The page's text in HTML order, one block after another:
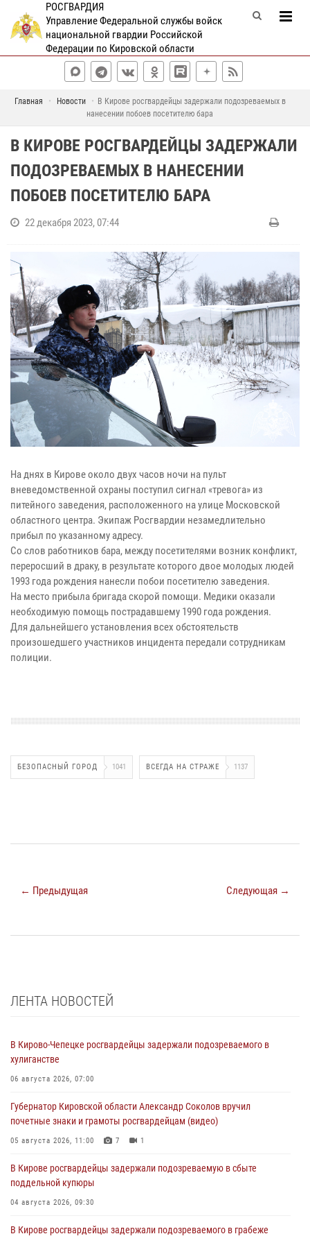
РОСГВАРДИЯ
Управление Федеральной службы войск
национальной гвардии Российской
Федерации по Кировской области
Главная Новости
В Кирове росгвардейцы задержали подозреваемых в
нанесении побоев посетителю бара
В КИРОВЕ РОСГВАРДЕЙЦЫ ЗАДЕРЖАЛИ
ПОДОЗРЕВАЕМЫХ В НАНЕСЕНИИ
ПОБОЕВ ПОСЕТИТЕЛЮ БАРА
22 декабря 2023, 07:44
На днях в Кирове около двух часов ночи на пульт
вневедомственной охраны поступил сигнал «тревога» из
питейного заведения, расположенного на улице Московской
областного центра. Экипаж Росгвардии незамедлительно
прибыл по указанному адресу.
Со слов работников бара, между посетителями возник конфликт,
переросший в драку, в результате которого двое молодых людей
1993 года рождения нанесли побои посетителю заведения.
На место прибыла бригада скорой помощи. Медики оказали
необходимую помощь пострадавшему 1990 года рождения.
Для дальнейшего установления всех обстоятельств
произошедшего участников инцидента передали сотрудникам
полиции.
БЕЗОПАСНЫЙ ГОРОД 1041 ВСЕГДА НА СТРАЖЕ 1137
← Предыдущая Следующая →
ЛЕНТА НОВОСТЕЙ
В Кирово-Чепецке росгвардейцы задержали подозреваемого в
хулиганстве
06 августа 2026, 07:00
Губернатор Кировской области Александр Соколов вручил
почетные знаки и грамоты росгвардейцам (видео)
05 августа 2026, 11:00 7 1
В Кирове росгвардейцы задержали подозреваемую в сбыте
поддельной купюры
04 августа 2026, 09:30
В Кирове росгвардейцы задержали подозреваемого в грабеже